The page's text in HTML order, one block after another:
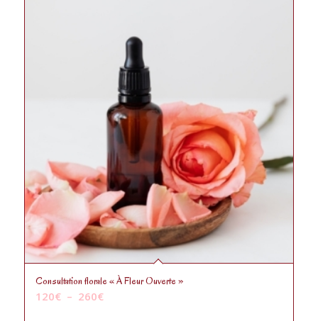
Consultation florale « À Fleur Ouverte »
120€ – 260€Plage